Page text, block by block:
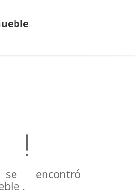
encontró
.